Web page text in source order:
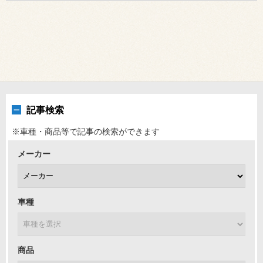
記事検索
※車種・商品等で記事の検索ができます
メーカー
車種
商品